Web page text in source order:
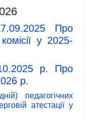
Про
у 2025-
р. Про
р.
педагогічних
атестації у